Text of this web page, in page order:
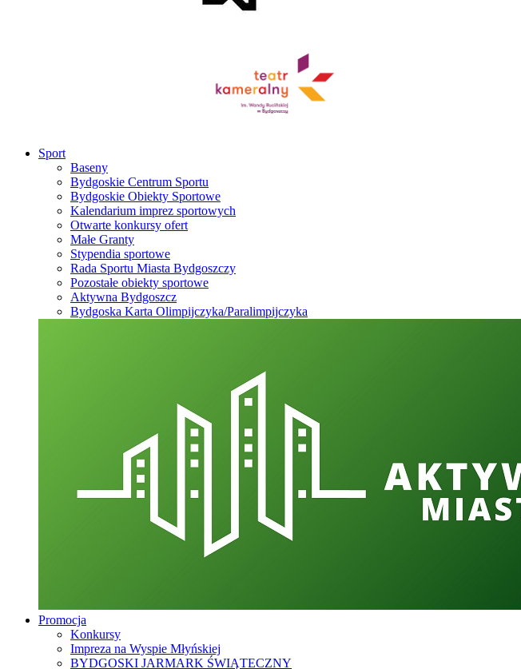
Sport
Baseny
Bydgoskie Centrum Sportu
Bydgoskie Obiekty Sportowe
Kalendarium imprez sportowych
Otwarte konkursy ofert
Małe Granty
Stypendia sportowe
Rada Sportu Miasta Bydgoszczy
Pozostałe obiekty sportowe
Aktywna Bydgoszcz
Bydgoska Karta Olimpijczyka/Paralimpijczyka
Promocja
Konkursy
Impreza na Wyspie Młyńskiej
BYDGOSKI JARMARK ŚWIĄTECZNY